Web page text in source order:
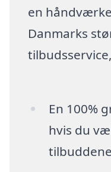
en
Danmarks
En 100%
hvis du
tilbuddene